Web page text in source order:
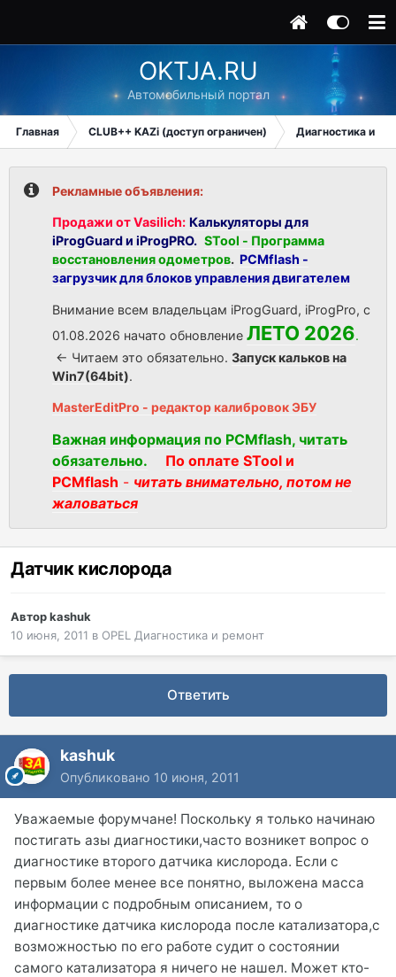
OKTJA.RU
Автомобильный портал
Главная CLUB++ KAZi (доступ ограничен) Диагностика и
Рекламные объявления:
Продажи от Vasilich: Калькуляторы для
iProgGuard и iProgPRO. STool - Программа
восстановления одометров. PCMflash -
загрузчик для блоков управления двигателем
Внимание всем владельцам iProgGuard, iProgPro, с
01.08.2026 начато обновление ЛЕТО 2026.
<- Читаем это обязательно. Запуск кальков на
Win7(64bit).
MasterEditPro - редактор калибровок ЭБУ
Важная информация по PCMflash, читать
обязательно.
По оплате STool и
PCMflash - читать внимательно, потом не
жаловаться
Датчик кислорода
Авторkashuk
10 июня, 2011 в OPEL Диагностика и ремонт
Ответить
kashuk
Опубликовано 10 июня, 2011
Уважаемые форумчане! Поскольку я только начинаю
постигать азы диагностики,часто возникет вопрос о
диагностике второго датчика кислорода. Если с
первым более менее все понятно, выложена масса
информации с подробным описанием, то о
диагностике датчика кислорода после катализатора,с
возможностью по его работе судит о состоянии
самого катализатора я ничего не нашел. Может кто-